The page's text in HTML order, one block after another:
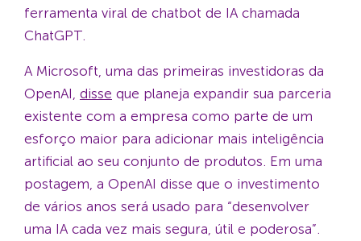
ferramenta viral de chatbot de IA chamada
ChatGPT.
A Microsoft, uma das primeiras investidoras da
OpenAI, disse que planeja expandir sua parceria
existente com a empresa como parte de um
esforço maior para adicionar mais inteligência
artificial ao seu conjunto de produtos. Em uma
postagem, a OpenAI disse que o investimento
de vários anos será usado para “desenvolver
uma IA cada vez mais segura, útil e poderosa”.